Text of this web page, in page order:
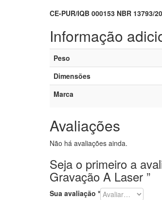
CE-PUR/IQB 000153 NBR 13793/
Informação
Peso
Dimensões
Marca
Avaliações
Não há avaliações ainda.
Seja o primeiro a
Gravação A Laser ”
Sua avaliação *